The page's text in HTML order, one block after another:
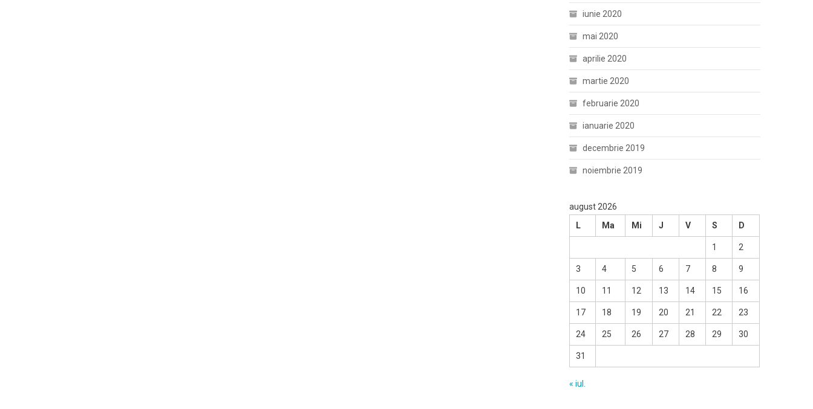
iunie 2020
mai 2020
aprilie 2020
martie 2020
februarie 2020
ianuarie 2020
decembrie 2019
noiembrie 2019
august 2026
L
Ma Mi J V S D
1 2
3 4 5 6 7 8 9
10 11 12 13 14 15 16
17 18 19 20 21 22 23
24 25 26 27 28 29 30
31
« iul.